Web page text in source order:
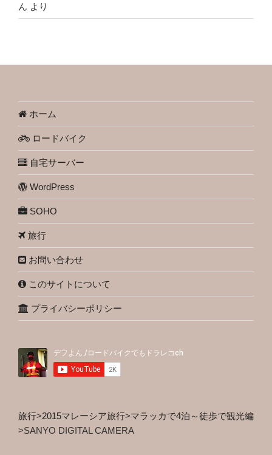
ん より
ホーム
ロードバイク
自宅サーバー
WordPress
SOHO
旅行
お問い合わせ
このサイトについて
プライバシーポリシー
旅行>2015マレーシア旅行>マラッカで4泊～徒歩で観光編
>SANYO DIGITAL CAMERA